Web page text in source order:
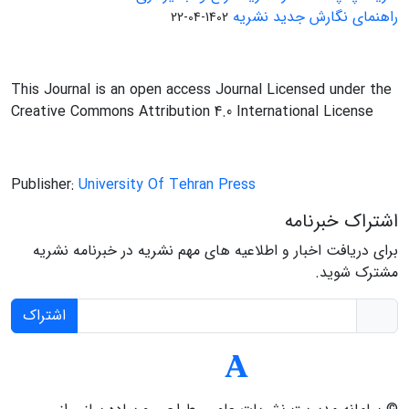
راهنمای نگارش جدید نشریه 1402-04-22
This Journal is an open access Journal Licensed under the
Creative Commons Attribution 4.0 International License
Publisher: University Of Tehran Press
اشتراک خبرنامه
برای دریافت اخبار و اطلاعیه های مهم نشریه در خبرنامه نشریه
مشترک شوید.
اشتراک